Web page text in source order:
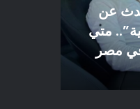
عن
متي
مصر